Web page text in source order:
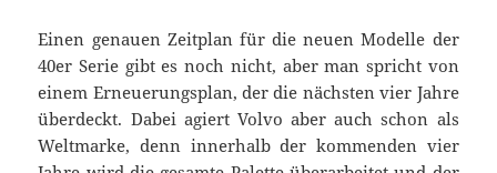
Einen genauen Zeitplan für die neuen Modelle der
40er Serie gibt es noch nicht, aber man spricht von
einem Erneuerungsplan, der die nächsten vier Jahre
überdeckt. Dabei agiert Volvo aber auch schon als
Weltmarke, denn innerhalb der kommenden vier